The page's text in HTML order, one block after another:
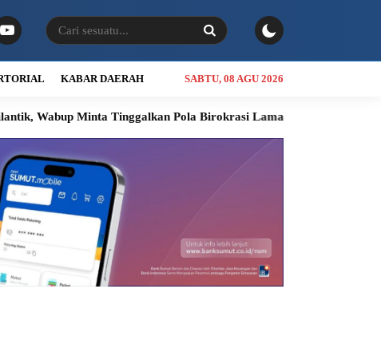
KABAR DAERAH SABTU, 08 AGU 2026
Tinggalkan Pola Birokrasi Lama Kolaborasi Bobby Nasution